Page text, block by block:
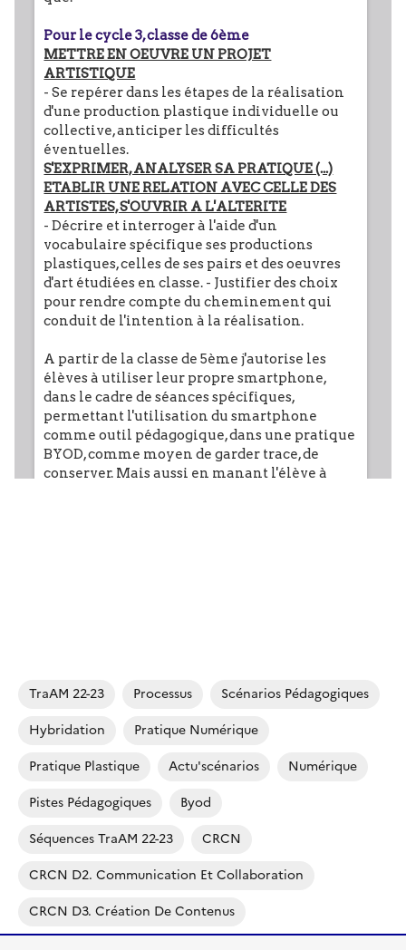
TraAM 22-23 Processus
Scénarios Pédagogiques
Hybridation
Pratique Numérique
Pratique Plastique
Actu'scénarios
Numérique
Pistes Pédagogiques
Byod
Séquences TraAM 22-23
CRCN
CRCN D2. Communication Et Collaboration
CRCN D3. Création De Contenus